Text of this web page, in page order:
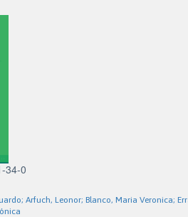
34-0
Arfuch, Leonor; Blanco, Maria Veronica;